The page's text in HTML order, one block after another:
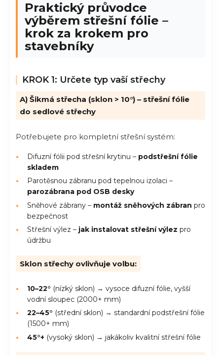
Praktický průvodce
výběrem střešní fólie –
krok za krokem pro
stavebníky
KROK 1: Určete typ vaší střechy
A) Šikmá střecha (sklon > 10°) – střešní fólie
do sedlové střechy
Potřebujete pro kompletní střešní systém:
Difuzní fólii pod střešní krytinu – podstřešní fólie
skladem
Parotěsnou zábranu pod tepelnou izolaci –
parozábrana pod OSB desky
Sněhové zábrany – montáž sněhových zábran pro
bezpečnost
Střešní výlez – jak instalovat střešní výlez pro
údržbu
Sklon střechy ovlivňuje volbu:
10–22° (nízký sklon) → vysoce difuzní fólie, vyšší
vodní sloupec (2000+ mm)
22–45° (střední sklon) → standardní podstřešní fólie
(1500+ mm)
45°+ (vysoký sklon) → jakákoliv kvalitní střešní fólie